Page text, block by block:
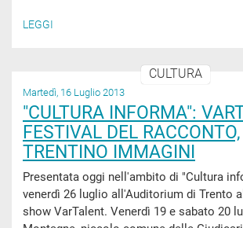
LEGGI
CULTURA
Martedì, 16 Luglio 2013
"CULTURA INFORMA":
FESTIVAL DEL RACCONTO,
TRENTINO IMMAGINI
Presentata oggi nell'ambito di "Cultura
venerdì 26 luglio all'Auditorium di Trento
show VarTalent. Venerdì 19 e sabato 20